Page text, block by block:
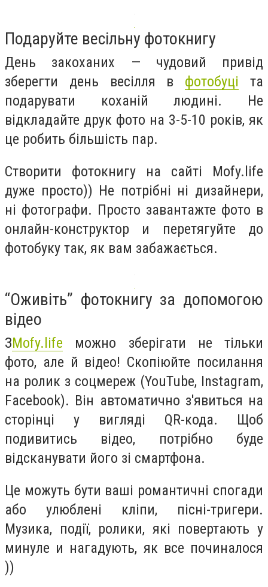
Подаруйте весільну фотокнигу
День закоханих — чудовий привід
зберегти день весілля в фотобуці та
подарувати коханій людині. Не
відкладайте друк фото на 3-5-10 років, як
це робить більшість пар.
Створити фотокнигу на сайті Mofy.life
дуже просто)) Не потрібні ні дизайнери,
ні фотографи. Просто завантажте фото в
онлайн-конструктор и перетягуйте до
фотобуку так, як вам забажається.
“Оживіть” фотокнигу за допомогою
відео
ЗMofy.life можно зберігати не тільки
фото, але й відео! Скопіюйте посилання
на ролик з соцмереж (YouTube, Instagram,
Facebook). Він автоматично з'явиться на
сторінці у вигляді QR-кода. Щоб
подивитись відео, потрібно буде
відсканувати його зі смартфона.
Це можуть бути ваші романтичні спогади
або улюблені кліпи, пісні-тригери.
Музика, події, ролики, які повертають у
минуле и нагадують, як все починалося
))